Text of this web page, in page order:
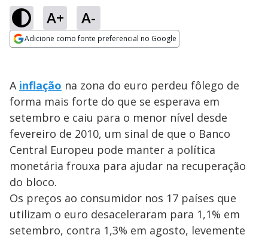
A+ A-
Adicione como fonte preferencial no Google
A inflação na zona do euro perdeu fôlego de
forma mais forte do que se esperava em
setembro e caiu para o menor nível desde
fevereiro de 2010, um sinal de que o Banco
Central Europeu pode manter a política
monetária frouxa para ajudar na recuperação
do bloco.
Os preços ao consumidor nos 17 países que
utilizam o euro desaceleraram para 1,1% em
setembro, contra 1,3% em agosto, levemente